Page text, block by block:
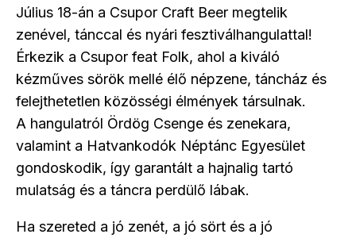
Július 18-án a Csupor Craft Beer megtelik
zenével, tánccal és nyári fesztiválhangulattal!
Érkezik a Csupor feat Folk, ahol a kiváló
kézműves sörök mellé élő népzene, táncház és
felejthetetlen közösségi élmények társulnak.
A hangulatról Ördög Csenge és zenekara,
valamint a Hatvankodók Néptánc Egyesület
gondoskodik, így garantált a hajnalig tartó
mulatság és a táncra perdülő lábak.
Ha szereted a jó zenét, a jó sört és a jó